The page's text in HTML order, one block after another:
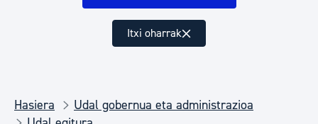
Itxi oharrak
Hasiera
Udal gobernua eta administrazioa